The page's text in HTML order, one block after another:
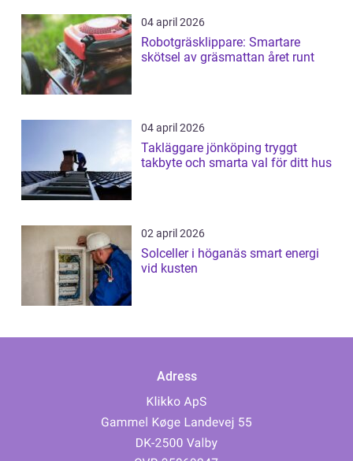
04 april 2026
Robotgräsklippare: Smartare
skötsel av gräsmattan året runt
04 april 2026
Takläggare jönköping tryggt
takbyte och smarta val för ditt hus
02 april 2026
Solceller i höganäs smart energi
vid kusten
Adress